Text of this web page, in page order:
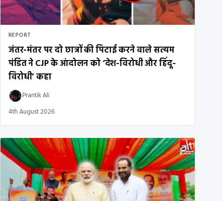
REPORT
जंतर-मंतर पर दो छात्रों की पिटाई करने वाले सत्यम
पंडित ने CJP के आंदोलन को ‘देश-विरोधी और हिंदू-
विरोधी’ कहा
Prantik Ali
4th August 2026